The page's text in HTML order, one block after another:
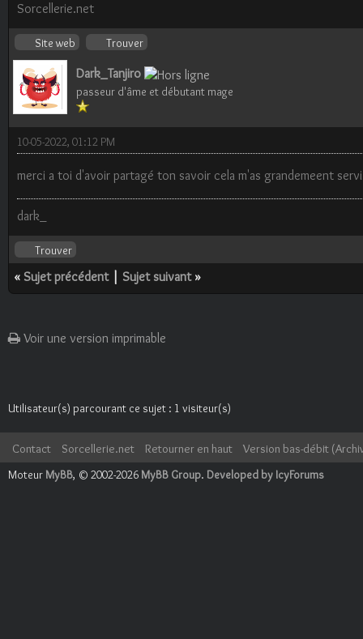
Sorcellerie.net
Site web Trouver
Dark_Tanjiro
passeur d'âme et débutant mage
10-05-2022, 01:12 PM
merci a toi d'avoir partagé ton savoir cela m'as grandemeent servi
dark_
Trouver
« Sujet précédent| Sujet suivant»
Voir une version imprimable
Utilisateur(s) parcourant ce sujet : 1 visiteur(s)
Contact Sorcellerie.net Retourner en haut
Version bas-débit
Moteur MyBB, © 2002-2026 MyBB Group. Developed by IcyForums